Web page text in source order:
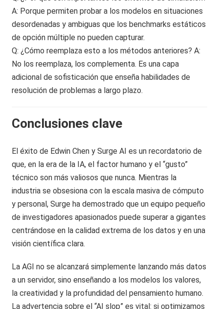
A: Porque permiten probar a los modelos en situaciones
desordenadas y ambiguas que los benchmarks estáticos
de opción múltiple no pueden capturar.
Q: ¿Cómo reemplaza esto a los métodos anteriores? A:
No los reemplaza, los complementa. Es una capa
adicional de sofisticación que enseña habilidades de
resolución de problemas a largo plazo.
Conclusiones clave
El éxito de Edwin Chen y Surge AI es un recordatorio de
que, en la era de la IA, el factor humano y el “gusto”
técnico son más valiosos que nunca. Mientras la
industria se obsesiona con la escala masiva de cómputo
y personal, Surge ha demostrado que un equipo pequeño
de investigadores apasionados puede superar a gigantes
centrándose en la calidad extrema de los datos y en una
visión científica clara.
La AGI no se alcanzará simplemente lanzando más datos
a un servidor, sino enseñando a los modelos los valores,
la creatividad y la profundidad del pensamiento humano.
La advertencia sobre el “AI slop” es vital: si optimizamos